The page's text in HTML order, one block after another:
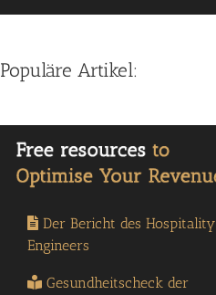
Populäre Artikel:
Der Bericht des Hospitality
Engineers
Gesundheitscheck der